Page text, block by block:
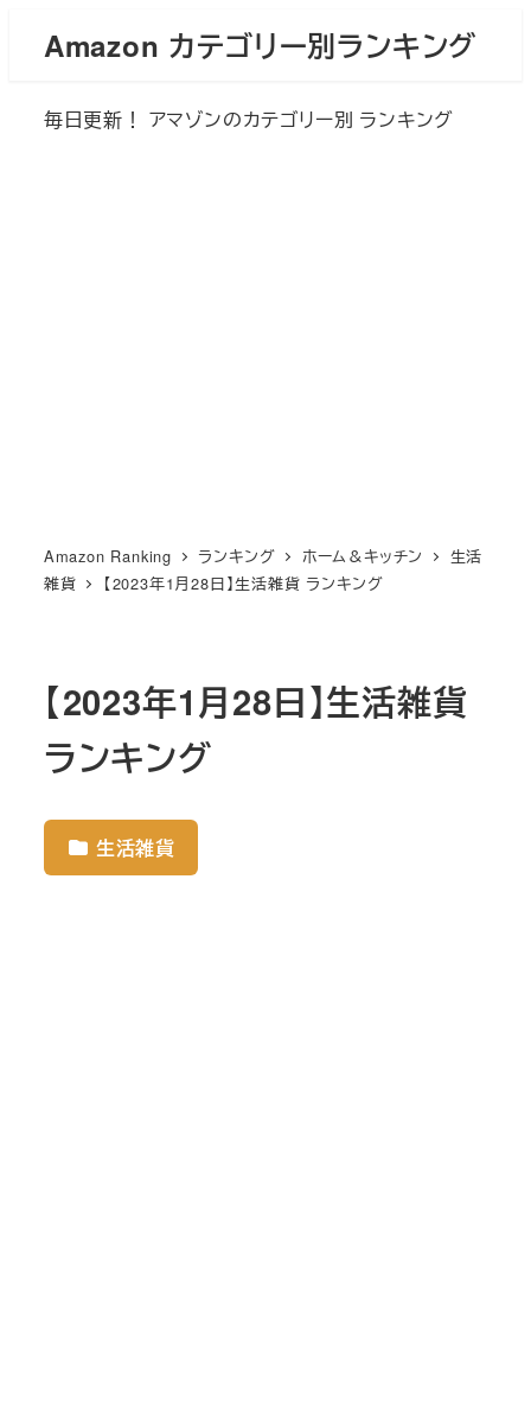
Amazon カテゴリー別ランキング
毎日更新！ アマゾンのカテゴリー別 ランキング
Amazon Ranking ランキング ホーム＆キッチン
生活
雑貨
【2023年1月28日】生活雑貨 ランキング
【2023年1月28日】生活雑貨
ランキング
生活雑貨